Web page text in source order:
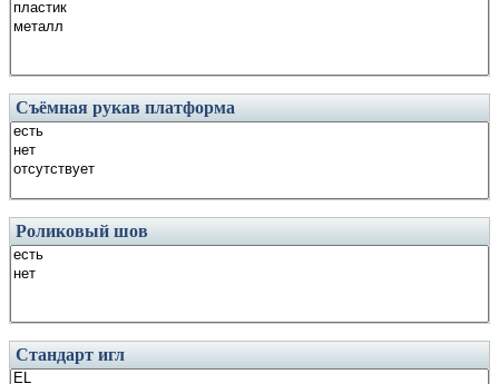
Съёмная рукав платформа
Роликовый шов
Стандарт игл